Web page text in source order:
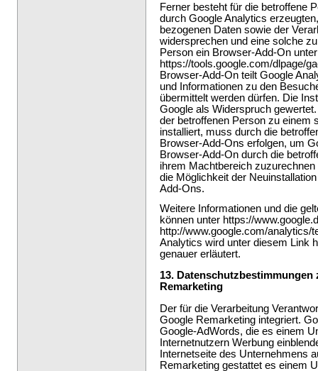
Ferner besteht für die betroffene
durch Google Analytics
bezogenen Daten sowie der
widersprechen und eine solche
Person ein Browser-Add-On
https://tools.google.com/dlpage/
Browser-Add-On teilt Google
und Informationen zu den
übermittelt werden dürfen. Die
Google als Widerspruch
der betroffenen Person zu einem
installiert, muss durch die
Browser-Add-Ons erfolgen, um
Browser-Add-On durch die
ihrem Machtbereich
die Möglichkeit der
Add-Ons.
Weitere Informationen und die
können unter https://
http://www.google.com/analytics/
Analytics wird unter diesem Link
genauer erläutert.
13.
Remarketing
Der für die Verarbeitung
Google Remarketing integriert.
Google-AdWords, die es einem
Internetnutzern Werbung
Internetseite des Unternehmens
Remarketing gestattet es einem